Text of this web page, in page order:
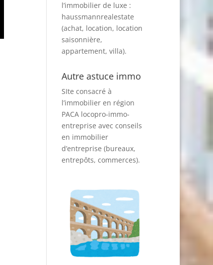
l’immobilier de luxe :
haussmannrealestate
(achat, location, location
saisonnière,
appartement, villa).
Autre astuce immo
SIte consacré à
l’immobilier en région
PACA locopro-immo-
entreprise avec conseils
en immobilier
d’entreprise (bureaux,
entrepôts, commerces).